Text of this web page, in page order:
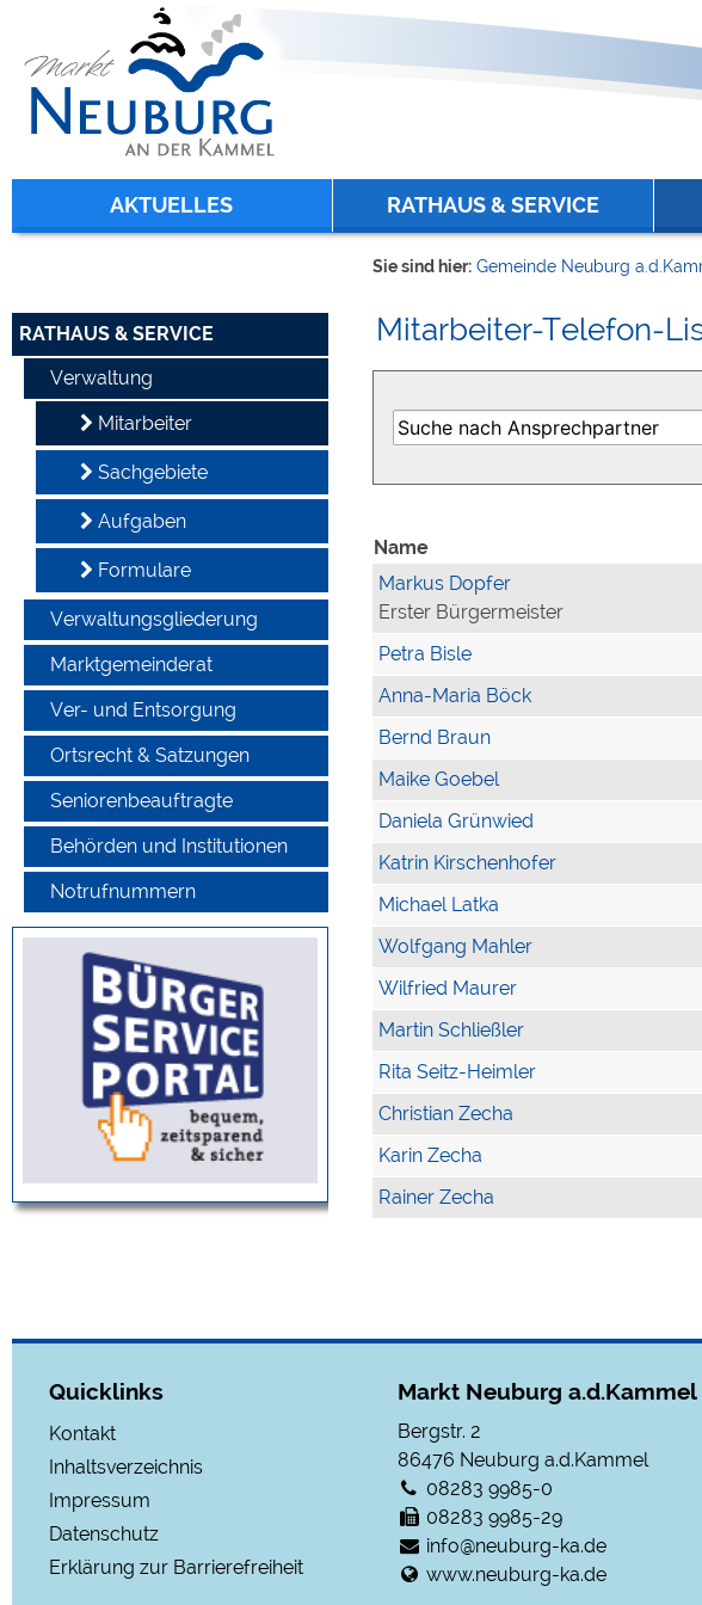
zur Navigation oder zur Startseitespringen.
AKTUELLES RATHAUS & SERVICE
RATHAUS & SERVICE
Verwaltung
Mitarbeiter
Sachgebiete
Aufgaben
Formulare
Verwaltungsgliederung
Marktgemeinderat
Ver- und Entsorgung
Ortsrecht & Satzungen
Seniorenbeauftragte
Behörden und Institutionen
Notrufnummern
Sie sind hier: Gemeinde Neuburg
Mitarbeiter-Telefon-
Name
Markus Dopfer
Erster Bürgermeister
Petra Bisle
Anna-Maria Böck
Bernd Braun
Maike Goebel
Daniela Grünwied
Katrin Kirschenhofer
Michael Latka
Wolfgang Mahler
Wilfried Maurer
Martin Schließler
Rita Seitz-Heimler
Christian Zecha
Karin Zecha
Rainer Zecha
Quicklinks
Kontakt
Inhaltsverzeichnis
Impressum
Datenschutz
Erklärung zur Barrierefreiheit
Markt Neuburg a.d.Kammel
Bergstr. 2
86476 Neuburg a.d.Kammel
08283 9985-0
08283 9985-29
info@neuburg-ka.de
www.neuburg-ka.de